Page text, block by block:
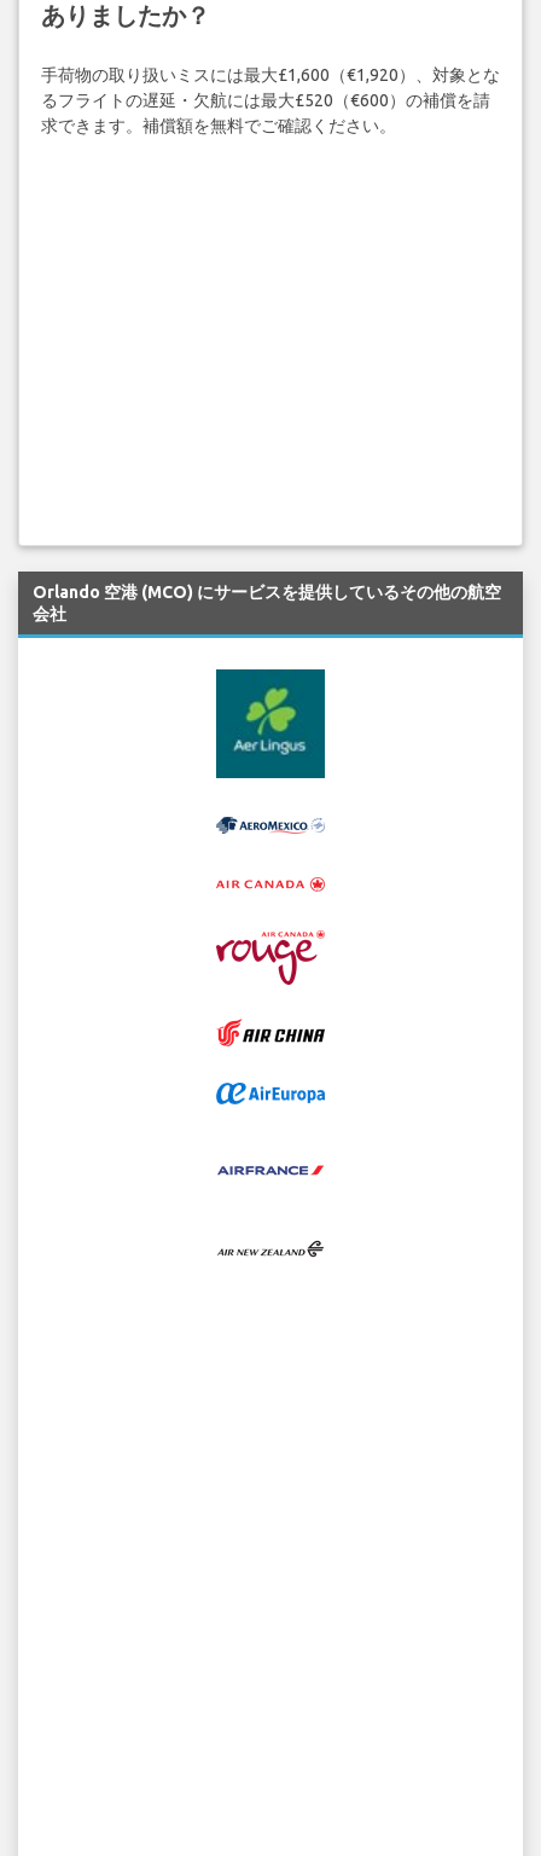
ありましたか？
手荷物の取り扱いミスには最大£1,600（€1,920）、対象とな
るフライトの遅延・欠航には最大£520（€600）の補償を請
求できます。補償額を無料でご確認ください。
Orlando 空港 (MCO) にサービスを提供しているその他の航空
会社